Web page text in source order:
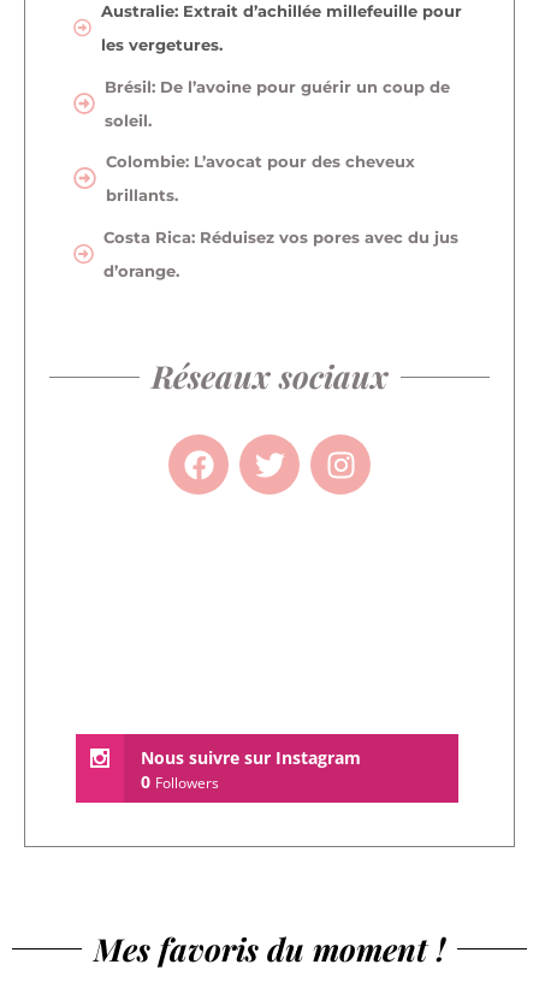
Australie: Extrait d’achillée millefeuille pour
les vergetures.
Brésil: De l’avoine pour guérir un coup de
soleil.
Colombie: L’avocat pour des cheveux
brillants.
Costa Rica: Réduisez vos pores avec du jus
d’orange.
Réseaux sociaux
Nous suivre sur Instagram
0 Followers
Mes favoris du moment !